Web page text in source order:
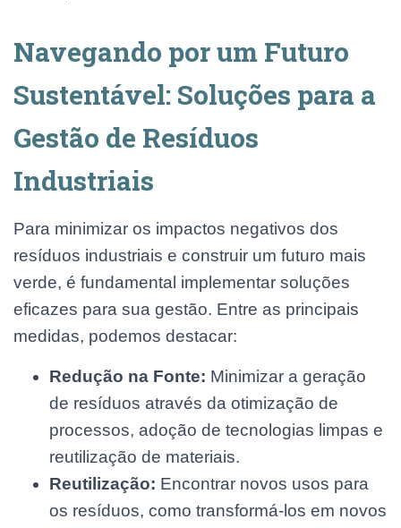
Navegando por um Futuro
Sustentável: Soluções para a
Gestão de Resíduos
Industriais
Para minimizar os impactos negativos dos
resíduos industriais e construir um futuro mais
verde, é fundamental implementar soluções
eficazes para sua gestão. Entre as principais
medidas, podemos destacar:
Redução na Fonte: Minimizar a geração
de resíduos através da otimização de
processos, adoção de tecnologias limpas e
reutilização de materiais.
Reutilização: Encontrar novos usos para
os resíduos, como transformá-los em novos